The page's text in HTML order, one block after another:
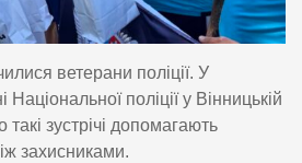
ветерани поліції. У
поліції у Вінницькій
зустрічі допомагають
захисниками.